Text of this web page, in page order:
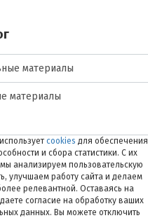
материалы
материалы
cookies для обеспечения
и сбора статистики. С их
анализируем пользовательскую
улучшаем работу сайта и делаем
релевантной. Оставаясь на
согласие на обработку ваших
данных. Вы можете отключить